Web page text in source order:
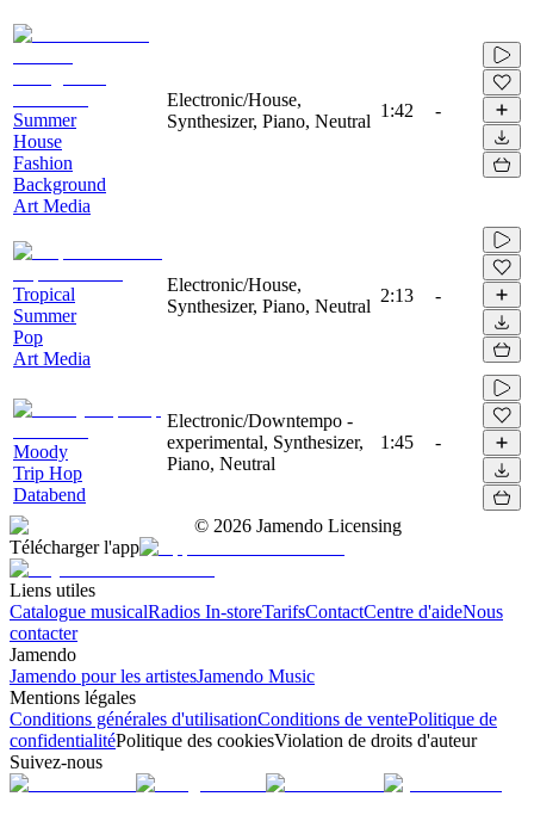
Summer
House
Fashion
Background
Art Media
Electronic/House,
Synthesizer, Piano, Neutral
1:42 -
Tropical
Summer
Pop
Art Media
Electronic/House,
Synthesizer, Piano, Neutral
2:13 -
Moody
Trip Hop
Databend
Electronic/Downtempo -
experimental, Synthesizer,
Piano, Neutral
1:45 -
© 2026 Jamendo Licensing
Télécharger l'app
Liens utiles
Catalogue musicalRadios In-storeTarifsContactCentre d'aideNous
contacter
Jamendo
Jamendo pour les artistesJamendo Music
Mentions légales
Conditions générales d'utilisationConditions de ventePolitique de
confidentialitéPolitique des cookiesViolation de droits d'auteur
Suivez-nous